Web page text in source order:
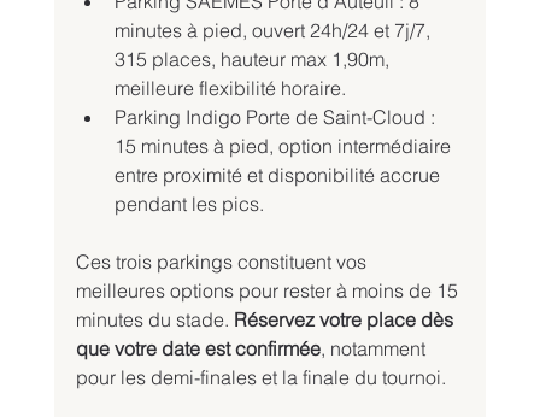
minutes à pied, ouvert 24h/24 et 7j/7,
315 places, hauteur max 1,90m,
meilleure flexibilité horaire.
Parking Indigo Porte de Saint-Cloud :
15 minutes à pied, option intermédiaire
entre proximité et disponibilité accrue
pendant les pics.
Ces trois parkings constituent vos
meilleures options pour rester à moins de 15
minutes du stade. Réservez votre place dès
que votre date est confirmée, notamment
pour les demi-finales et la finale du tournoi.